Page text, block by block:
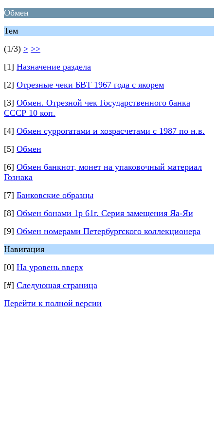
Обмен
Тем
(1/3) > >>
[1] Назначение раздела
[2] Отрезные чеки БВТ 1967 года с якорем
[3] Обмен. Отрезной чек Государственного банка
СССР 10 коп.
[4] Обмен суррогатами и хозрасчетами с 1987 по н.в.
[5] Обмен
[6] Обмен банкнот, монет на упаковочный материал
Гознака
[7] Банковские образцы
[8] Обмен бонами 1р 61г. Серия замещения Яа-Яи
[9] Обмен номерами Петербургского коллекционера
Навигация
[0] На уровень вверх
[#] Следующая страница
Перейти к полной версии